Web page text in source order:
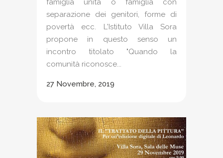
famiglia unita o famiglia con
separazione dei genitori, forme di
povertà ecc. L'Istituto Villa Sora
propone in questo senso un
incontro titolato "Quando la
comunità riconosce...
27 Novembre, 2019